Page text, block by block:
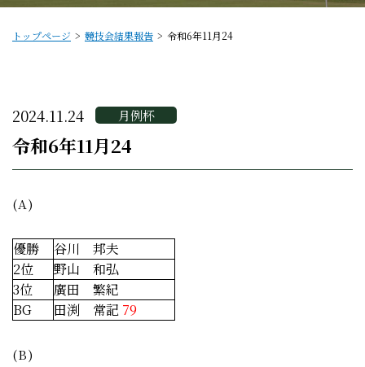
トップページ 競技会結果報告 令和6年11月24
2024.11.24 月例杯
令和6年11月24
(A)
優勝
谷川 邦夫
2位
野山 和弘
3位
廣田 繁紀
BG
田渕 常記 79
(B)